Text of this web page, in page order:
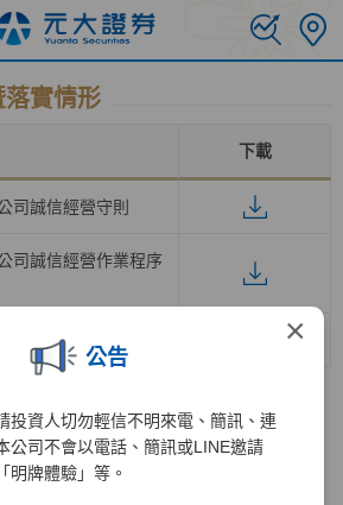
×
公告
投資人切勿輕信不明來電、簡訊、連
公司不會以電話、簡訊或LINE邀請
明牌體驗」等。
實情形
下載
司誠信經營守則
司誠信經營作業程序
實誠信經營情形